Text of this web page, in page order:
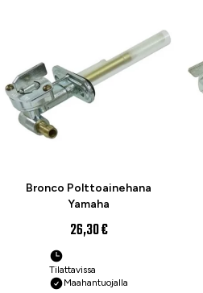
Bronco Polttoainehana
Yamaha
26,30 €
Tilattavissa
Maahantuojalla